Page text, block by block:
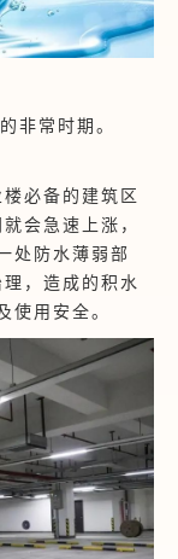
非常时期。
必备的建筑区
会急速上涨，
处防水薄弱部
，造成的积水
使用安全。